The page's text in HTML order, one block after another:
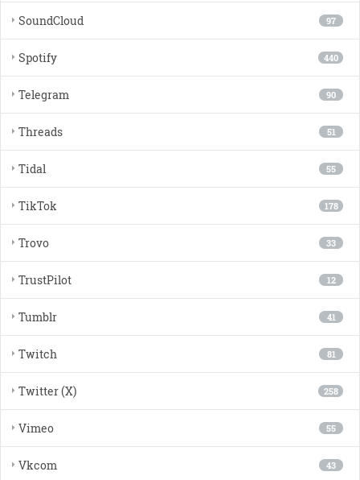
97
SoundCloud
440
Spotify
90
Telegram
51
Threads
55
Tidal
178
TikTok
33
Trovo
12
TrustPilot
41
Tumblr
81
Twitch
258
Twitter (X)
55
Vimeo
43
Vkcom